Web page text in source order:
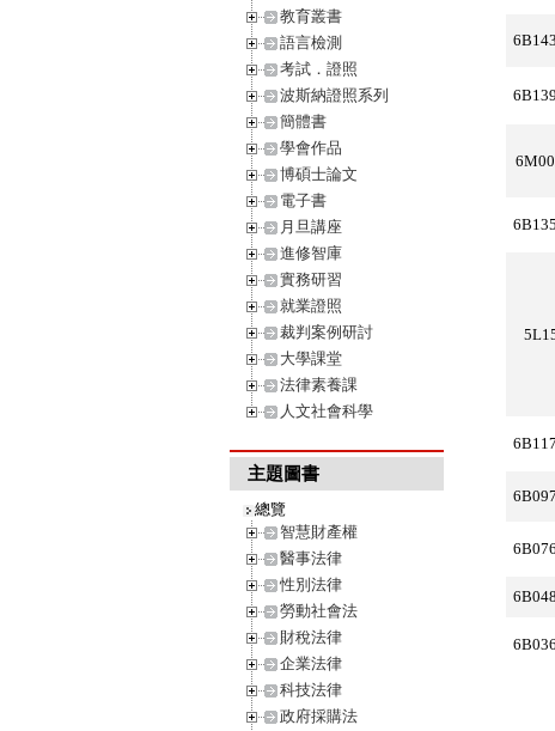
教育叢書
語言檢測
考試．證照
波斯納證照系列
簡體書
學會作品
博碩士論文
電子書
月旦講座
進修智庫
實務研習
就業證照
裁判案例研討
大學課堂
法律素養課
人文社會科學
主題圖書
總覽
智慧財產權
醫事法律
性別法律
勞動社會法
財稅法律
企業法律
科技法律
政府採購法